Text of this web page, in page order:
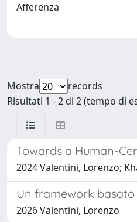
Afferenza
Mostra
records
Risultati 1 - 2 di 2 (tempo di
Towards a Human-
2024 Valentini, Lorenzo;
Un framework
2026 Valentini, Lorenzo